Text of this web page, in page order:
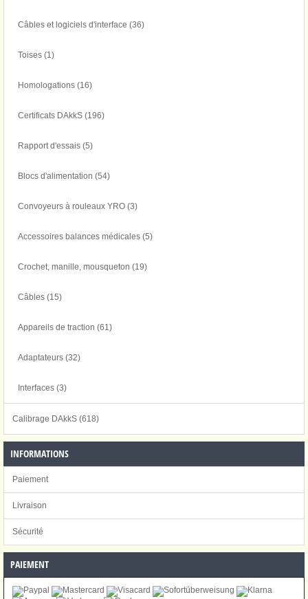
Câbles et logiciels d'interface (36)
Toises (1)
Homologations (16)
Certificats DAkkS (196)
Rapport d'essais (5)
Blocs d'alimentation (54)
Convoyeurs à rouleaux YRO (3)
Accessoires balances médicales (5)
Crochet, manille, mousqueton (19)
Câbles (15)
Appareils de traction (61)
Adaptateurs (32)
Interfaces (3)
Calibrage DAkkS (618)
INFORMATIONS
Paiement
Livraison
Sécurité
PAIEMENT